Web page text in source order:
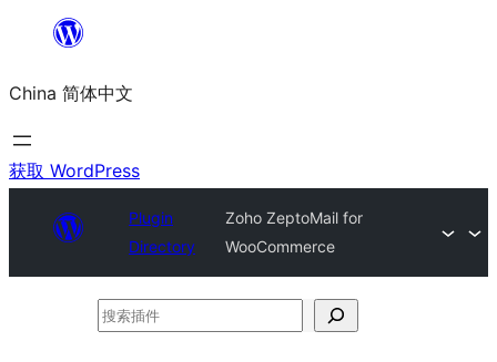
内
容
China 简体中文
获取 WordPress
Plugin
Directory
Zoho ZeptoMail for
WooCommerce
搜